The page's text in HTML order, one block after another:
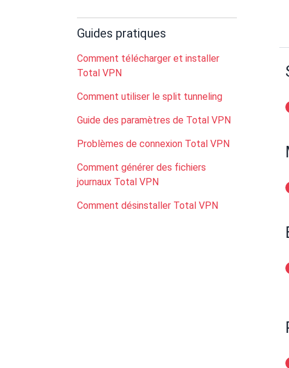
Guides pratiques
Comment télécharger et installer
Total VPN
Comment utiliser le split tunneling
Guide des paramètres de Total VPN
Problèmes de connexion Total VPN
Comment générer des fichiers
journaux Total VPN
Comment désinstaller Total VPN